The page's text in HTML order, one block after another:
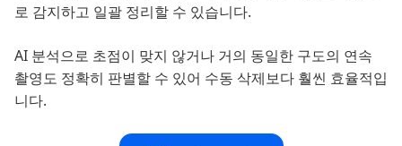
로 감지하고 일괄 정리할 수 있습니다.
AI 분석으로 초점이 맞지 않거나 거의 동일한 구도의 연속
촬영도 정확히 판별할 수 있어 수동 삭제보다 훨씬 효율적입
니다.